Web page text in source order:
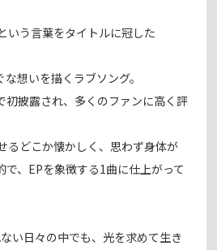
う言葉をタイトルに冠した
想いを描くラブソング。
初披露され、多くのファンに高く評
るどこか懐かしく、思わず身体が
、EPを象徴する1曲に仕上がって
日々の中でも、光を求めて生き